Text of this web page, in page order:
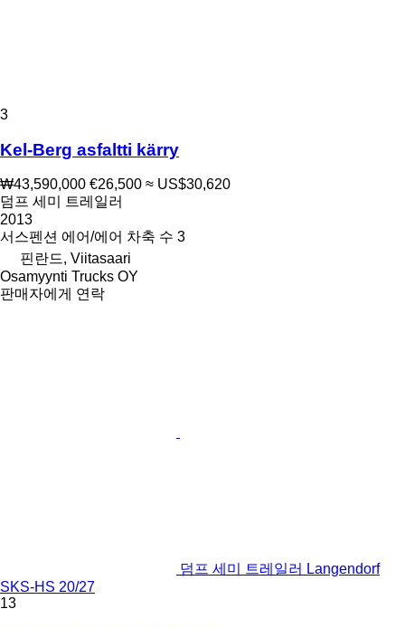
3
Kel-Berg asfaltti kärry
₩43,590,000 €26,500 ≈ US$30,620
덤프 세미 트레일러
2013
서스펜션 에어/에어 차축 수 3
핀란드, Viitasaari
Osamyynti Trucks OY
판매자에게 연락
덤프 세미 트레일러 Langendorf
SKS-HS 20/27
13